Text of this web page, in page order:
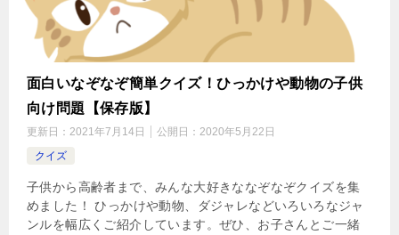
面白いなぞなぞ簡単クイズ！ひっかけや動物の子供
向け問題【保存版】
更新日： 2021年7月14日 公開日： 2020年5月22日
クイズ
子供から高齢者まで、みんな大好きななぞなぞクイズを集
めました！ ひっかけや動物、ダジャレなどいろいろなジャ
ンルを幅広くご紹介しています。ぜひ、お子さんとご一緒